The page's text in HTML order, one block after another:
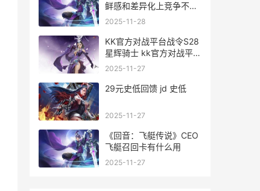
鲜感和差异化上竞争不足
夜勤人值得买吗
2025-11-28
KK官方对战平台战令S28
星辉骑士 kk官方对战平台
gg全能王挑战赛启幕
2025-11-27
29元史低回馈 jd 史低
2025-11-27
《回音：飞艇传说》CEO
飞艇召回卡有什么用
2025-11-27